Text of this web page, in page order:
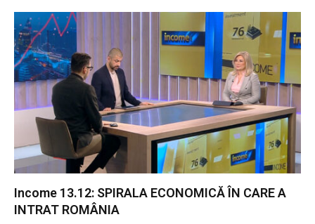
Income 13.12: SPIRALA ECONOMICĂ ÎN CARE A
INTRAT ROMÂNIA